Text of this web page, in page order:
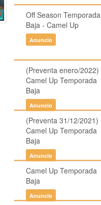
Off Season Temporada
Baja - Camel Up
Anuncio
(Preventa enero/2022)
Camel Up Temporada
Baja
Anuncio
(Preventa 31/12/2021)
Camel Up Temporada
Baja
Anuncio
Camel Up Temporada
Baja
Anuncio